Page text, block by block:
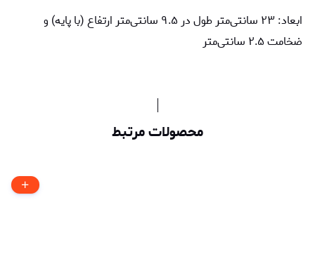
ابعاد: ۲۳ سانتی‌متر طول در ۹.۵ سانتی‌متر ارتفاع (با پایه) و
ضخامت ۲.۵ سانتی‌متر
محصولات مرتبط